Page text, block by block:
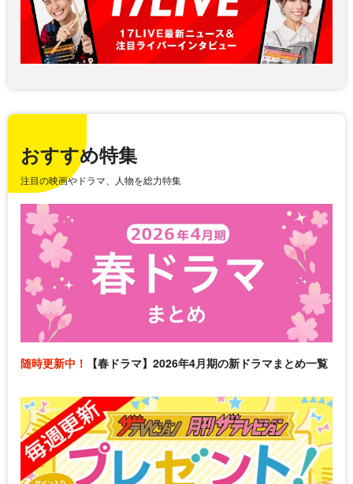
おすすめ特集
注目の映画やドラマ、人物を総力特集
随時更新中！ 【春ドラマ】2026年4月期の新ドラマまとめ一覧